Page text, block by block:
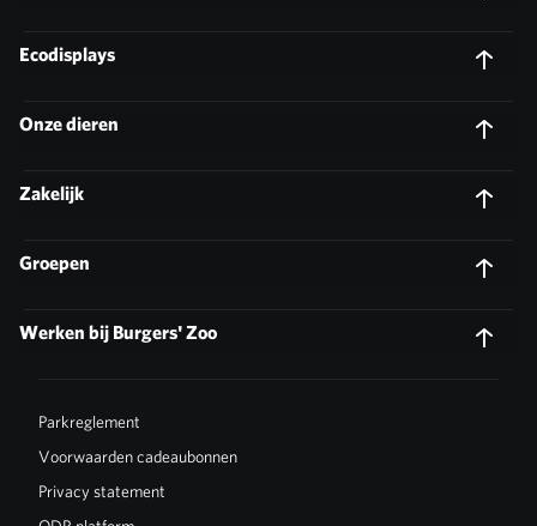
Ecodisplays
Onze dieren
Zakelijk
Groepen
Werken bij Burgers' Zoo
Parkreglement
Voorwaarden cadeaubonnen
Privacy statement